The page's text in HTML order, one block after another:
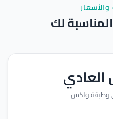
والأسعار
المناسبة لك
العادي
وطبقة واكس